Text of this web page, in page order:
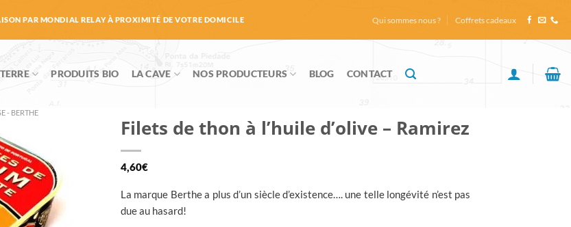
PAR MONDIAL RELAY À PROXIMITÉ DE VOTRE DOMICILE Qui sommes nous ? Coffrets cadeaux
PRODUITS BIO LA CAVE NOS PRODUCTEURS BLOG CONTACT
- BERTHE
Filets de thon à l’huile d’olive – Ramirez
4,60€
La marque Berthe a plus d’un siècle d’existence…. une telle longévité n’est pas
due au hasard!